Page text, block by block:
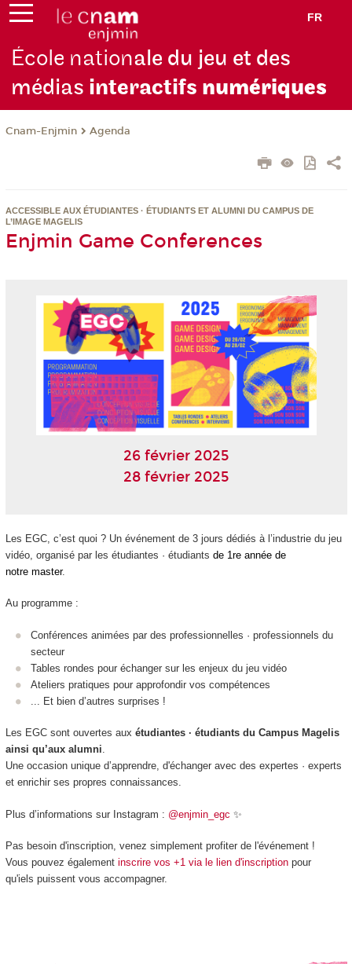
FR
École nationale du jeu et des
médias interactifs numériques
Cnam-Enjmin Agenda
ACCESSIBLE AUX ÉTUDIANTES · ÉTUDIANTS ET ALUMNI DU CAMPUS DE
L’IMAGE MAGELIS
Enjmin Game Conferences
26 février 2025
28 février 2025
Les EGC, c’est quoi ? Un événement de 3 jours dédiés à l’industrie du jeu
vidéo, organisé par les étudiantes · étudiants de 1 reannée de
notre master.
Au programme :
Conférences animées par des professionnelles · professionnels du
secteur
Tables rondes pour échanger sur les enjeux du jeu vidéo
Ateliers pratiques pour approfondir vos compétences
... Et bien d’autres surprises !
Les EGC sont ouvertes aux étudiantes · étudiants du Campus Magelis
ainsi qu’aux alumni.
Une occasion unique d’apprendre, d'échanger avec des expertes · experts
et enrichir ses propres connaissances.
Plus d’informations sur Instagram : @enjmin_egc ✨
Pas besoin d'inscription, venez simplement profiter de l'événement !
Vous pouvez également inscrire vos +1 via le lien d'inscriptionpour
qu'iels puissent vous accompagner.